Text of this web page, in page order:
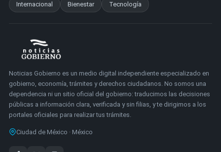
Internacional Bienestar Tecnología
Noticias Gobierno es un medio digital independiente especializado en
gobierno, economía, trámites y derechos ciudadanos. No somos una
dependencia ni un sitio oficial del gobierno: traducimos las decisiones
públicas a información clara, verificada y sin filias, y te dirigimos a los
portales oficiales para realizar tus trámites.
Ciudad de México · México